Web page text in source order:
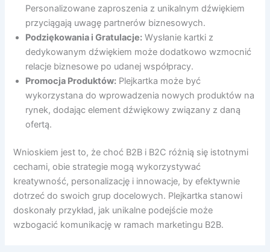
Personalizowane zaproszenia z unikalnym dźwiękiem
przyciągają uwagę partnerów biznesowych.
Podziękowania i Gratulacje: Wysłanie kartki z
dedykowanym dźwiękiem może dodatkowo wzmocnić
relacje biznesowe po udanej współpracy.
Promocja Produktów: Plejkartka może być
wykorzystana do wprowadzenia nowych produktów na
rynek, dodając element dźwiękowy związany z daną
ofertą.
Wnioskiem jest to, że choć B2B i B2C różnią się istotnymi
cechami, obie strategie mogą wykorzystywać
kreatywność, personalizację i innowacje, by efektywnie
dotrzeć do swoich grup docelowych. Plejkartka stanowi
doskonały przykład, jak unikalne podejście może
wzbogacić komunikację w ramach marketingu B2B.